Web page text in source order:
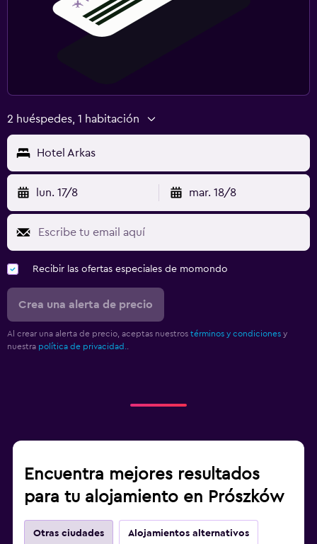
2 huéspedes, 1 habitación
Hotel Arkas
lun. 17/8 mar. 18/8
Recibir las ofertas especiales de momondo
Crea una alerta de precio
Al crear una alerta de precio, aceptas nuestros términos y condiciones y
nuestra política de privacidad.
Encuentra mejores resultados
para tu alojamiento en Prószków
Otras ciudades Alojamientos alternativos